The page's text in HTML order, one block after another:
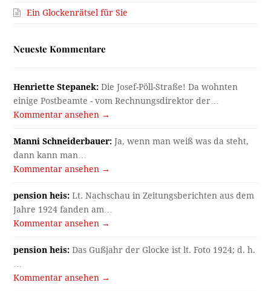
Ein Glockenrätsel für Sie
Neueste Kommentare
Henriette Stepanek: Die Josef-Pöll-Straße! Da wohnten
einige Postbeamte - vom Rechnungsdirektor der…
Kommentar ansehen →
Manni Schneiderbauer: Ja, wenn man weiß was da steht,
dann kann man…
Kommentar ansehen →
pension heis: Lt. Nachschau in Zeitungsberichten aus dem
Jahre 1924 fanden am…
Kommentar ansehen →
pension heis: Das Gußjahr der Glocke ist lt. Foto 1924; d. h.
Kommentar ansehen →